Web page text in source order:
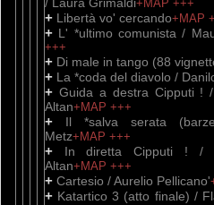
+MAP +++
+ Libertà vo' cercando+MAP
+ L' *ultimo comunista /
+++
+ Di male in tango (88
+ La *coda del diavolo /
+ Guida a destra Cipputi !
Altan+MAP +++
+ Il *salva serata
Metz+MAP +++
+
In diretta Cipputi ! /
Altan+MAP +++
+ Cartesio / Aurelio Pellicano'
+ Katartico 3 (atto finale) /